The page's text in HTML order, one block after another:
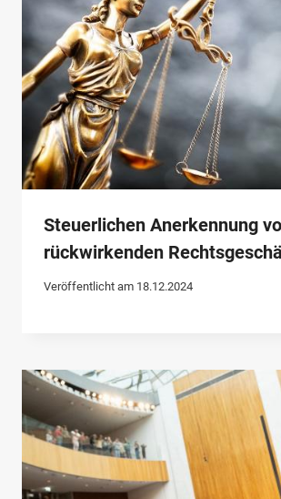
Steuerlichen Anerkennung
rückwirkenden
Veröffentlicht am 18.12.2024